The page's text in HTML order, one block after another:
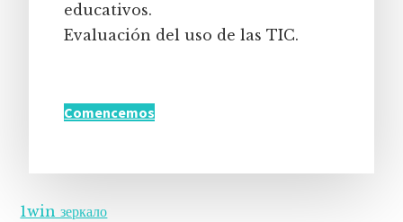
educativos.
Evaluación del uso de las TIC.
Comencemos
1win зеркало